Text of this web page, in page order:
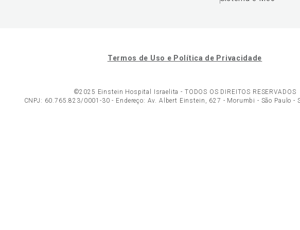
Termos de Uso e Política de Privacidade
©2025 Einstein Hospital Israelita - TODOS OS DIREITOS RESERVADOS
CNPJ: 60.765.823/0001-30 - Endereço: Av. Albert Einstein, 627 - Morumbi - São Paulo -